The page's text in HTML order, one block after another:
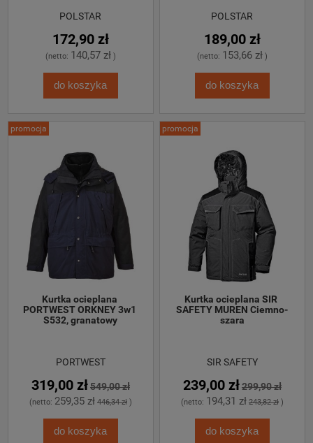
POLSTAR
172,90 zł
(netto: 140,57 zł)
do koszyka
POLSTAR
189,00 zł
(netto: 153,66 zł)
do koszyka
Kurtka ocieplana
PORTWEST ORKNEY 3w1
S532, granatowy
PORTWEST
319,00 zł549,00 zł
(netto: 259,35 zł 446,34 zł)
do koszyka
promocja
Kurtka ocieplana SIR
SAFETY MUREN Ciemno-
szara
SIR SAFETY
239,00 zł299,90 zł
(netto: 194,31 zł 243,82 zł)
do koszyka
promocja